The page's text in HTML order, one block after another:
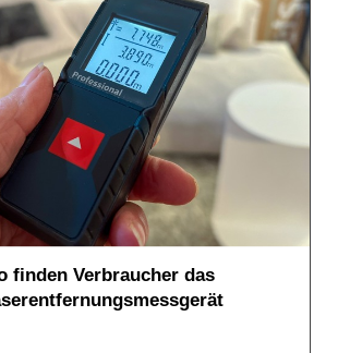
finden Verbraucher das